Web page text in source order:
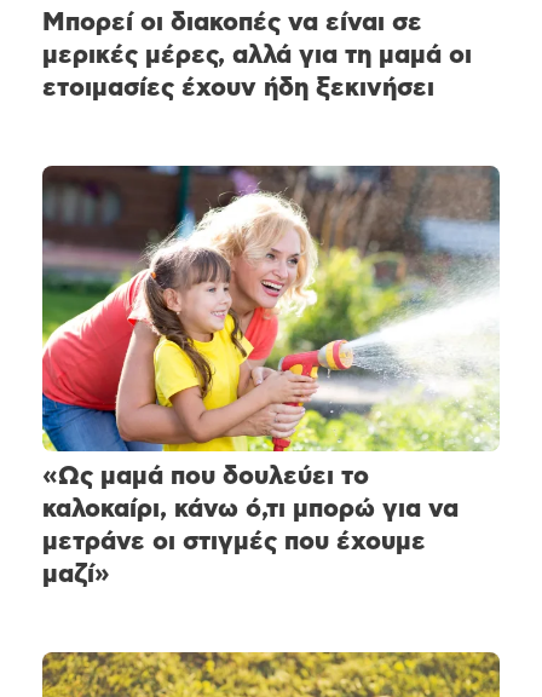
Μπορεί οι διακοπές να είναι σε
μερικές μέρες, αλλά για τη μαμά οι
ετοιμασίες έχουν ήδη ξεκινήσει
«Ως μαμά που δουλεύει το
καλοκαίρι, κάνω ό,τι μπορώ για να
μετράνε οι στιγμές που έχουμε
μαζί»